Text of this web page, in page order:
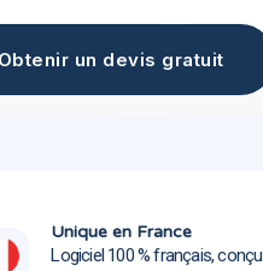
Obtenir un devis gratuit
Unique en France
Logiciel 100 % français, conçu